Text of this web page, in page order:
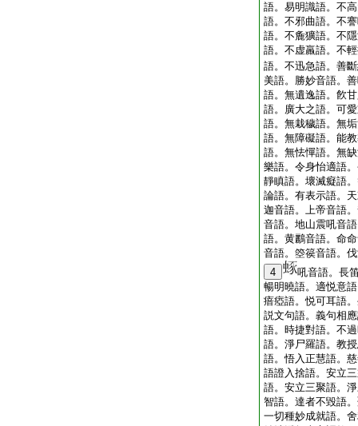
語。易明識語。不
語。不邪曲語。不
語。不麁獷語。不
語。不虚羸語。不
語。不迅急語。善
美語。勝妙音語。
語。無遺逸語。飮
語。廣大之語。可
語。無栽穢語。無
語。無障礙語。能
語。無怯憚語。無
樂語。令身怡適語
靜瞋語。壞滅癡語
論語。有表示語。
迦音語。上帝音語
音語。地山震吼音
語。黄鸝音語。命
音語。箜篌音語。
4
吼音語。長
暢明曉語。適悦意
瘖瘂語。悦可耳語
説文句語。義句相
語。時捷對語。不
語。淨尸羅語。教
語。悟入正慧語。
語證入捨語。安立
語。安立三聚語。
智語。達者不毀語
一切種妙成就語。